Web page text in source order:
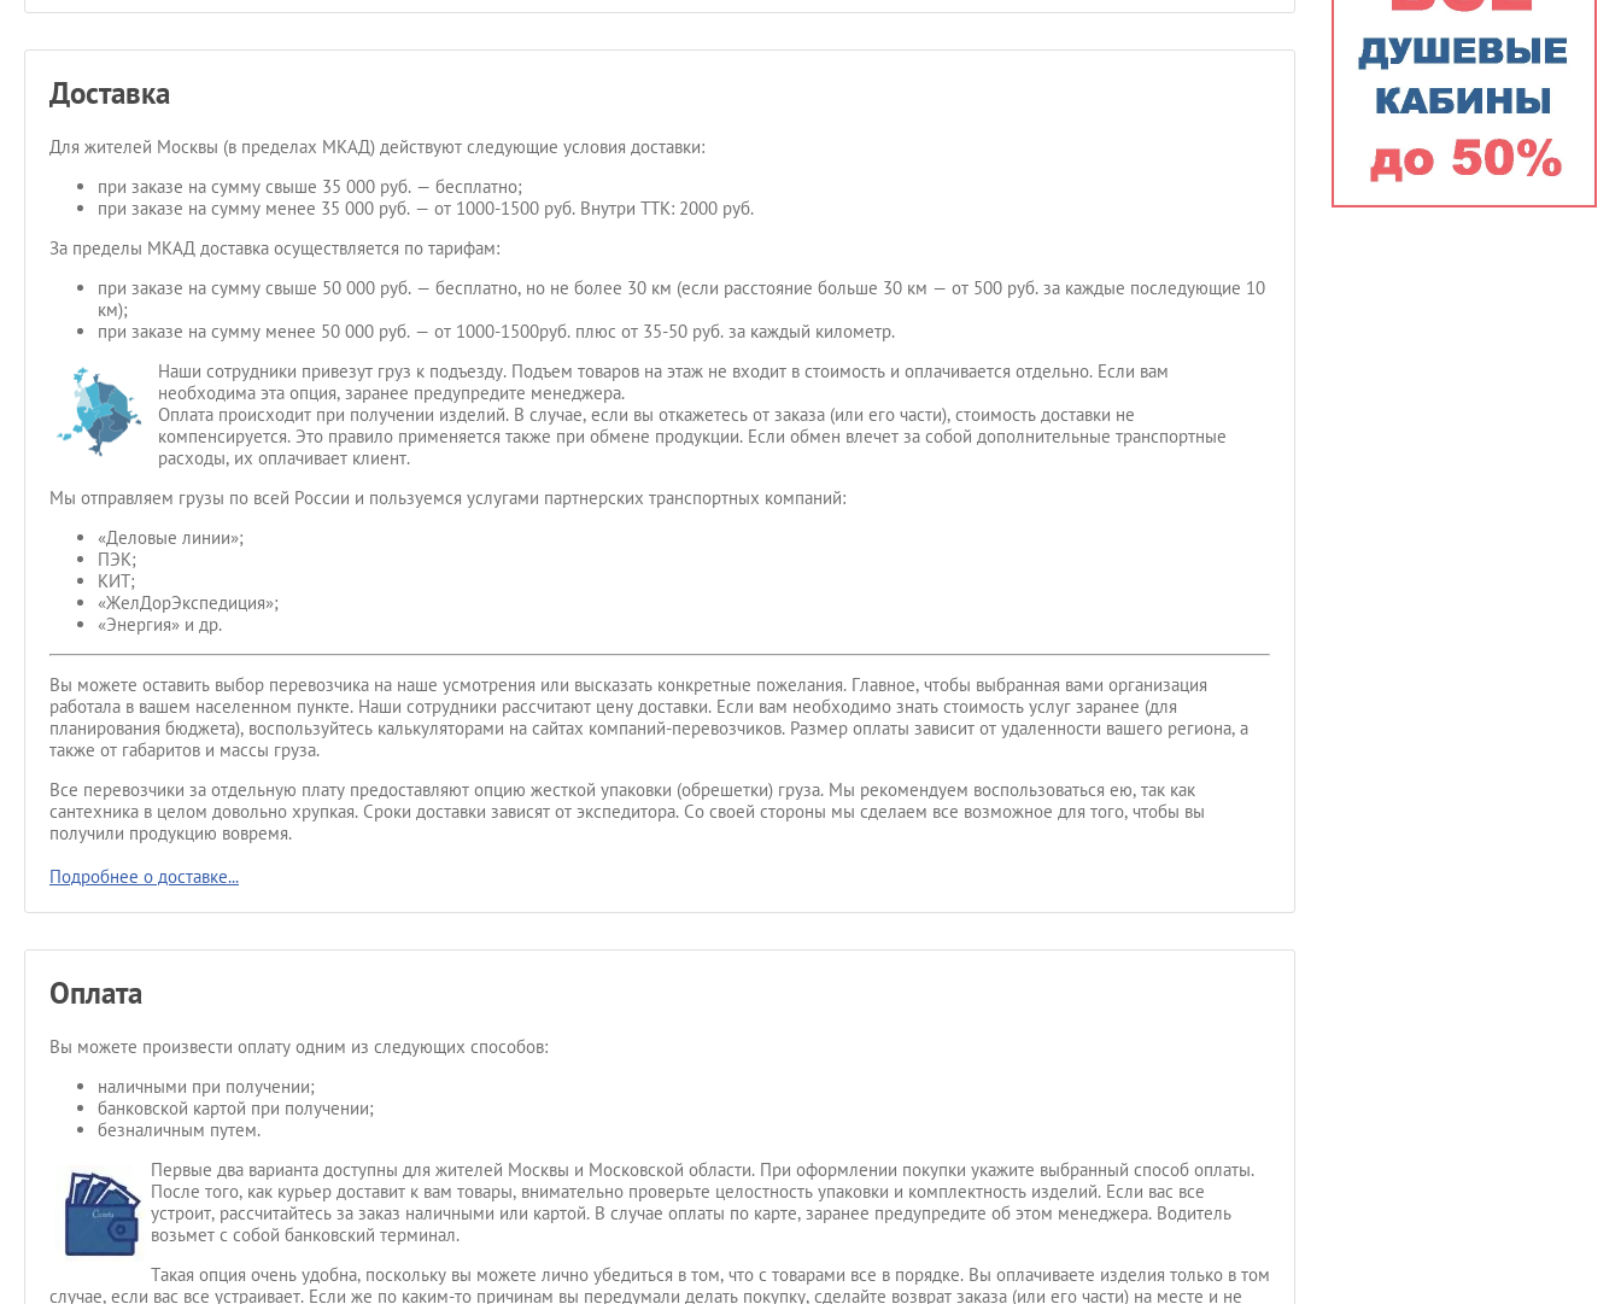
Доставка
Для жителей Москвы (в пределах МКАД) действуют следующие условия доставки:
при заказе на сумму свыше 35 000 руб. — бесплатно;
при заказе на сумму менее 35 000 руб. — от 1000-1500 руб. Внутри ТТК: 2000 руб.
За пределы МКАД доставка осуществляется по тарифам:
при заказе на сумму свыше 50 000 руб. — бесплатно, но не более 30 км (если расстояние больше 30 км — от 500 руб. за каждые последующие 10
км);
при заказе на сумму менее 50 000 руб. — от 1000-1500руб. плюс от 35-50 руб. за каждый километр.
Наши сотрудники привезут груз к подъезду. Подъем товаров на этаж не входит в стоимость и оплачивается отдельно. Если вам
необходима эта опция, заранее предупредите менеджера.
Оплата происходит при получении изделий. В случае, если вы откажетесь от заказа (или его части), стоимость доставки не
компенсируется. Это правило применяется также при обмене продукции. Если обмен влечет за собой дополнительные транспортные
расходы, их оплачивает клиент.
Мы отправляем грузы по всей России и пользуемся услугами партнерских транспортных компаний:
«Деловые линии»;
ПЭК;
КИТ;
«ЖелДорЭкспедиция»;
«Энергия» и др.
Вы можете оставить выбор перевозчика на наше усмотрения или высказать конкретные пожелания. Главное, чтобы выбранная вами организация
работала в вашем населенном пункте. Наши сотрудники рассчитают цену доставки. Если вам необходимо знать стоимость услуг заранее (для
планирования бюджета), воспользуйтесь калькуляторами на сайтах компаний-перевозчиков. Размер оплаты зависит от удаленности вашего региона, а
также от габаритов и массы груза.
Все перевозчики за отдельную плату предоставляют опцию жесткой упаковки (обрешетки) груза. Мы рекомендуем воспользоваться ею, так как
сантехника в целом довольно хрупкая. Сроки доставки зависят от экспедитора. Со своей стороны мы сделаем все возможное для того, чтобы вы
получили продукцию вовремя.
Подробнее о доставке...
Оплата
Вы можете произвести оплату одним из следующих способов:
наличными при получении;
банковской картой при получении;
безналичным путем.
Первые два варианта доступны для жителей Москвы и Московской области. При оформлении покупки укажите выбранный способ оплаты.
После того, как курьер доставит к вам товары, внимательно проверьте целостность упаковки и комплектность изделий. Если вас все
устроит, рассчитайтесь за заказ наличными или картой. В случае оплаты по карте, заранее предупредите об этом менеджера. Водитель
возьмет с собой банковский терминал.
Такая опция очень удобна, поскольку вы можете лично убедиться в том, что с товарами все в порядке. Вы оплачиваете изделия только в том
случае, если вас все устраивает. Если же по каким-то причинам вы передумали делать покупку, сделайте возврат заказа (или его части) на месте и не